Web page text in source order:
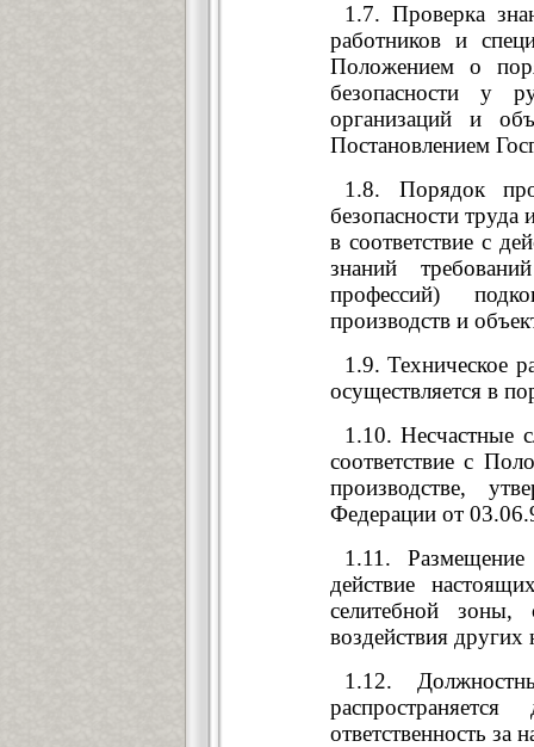
1.7. Проверка
работников и
Положением о
безопасности у
организаций и
Постановлением
1.8. Порядок
безопасности труда
в соответствие с
знаний
профессий)
производств и
1.9. Техническое
осуществляется в
1.10. Несчастные
соответствие с
производстве,
Федерации от
1.11. Размещение
действие
селитебной
воздействия
1.12.
ответственность за